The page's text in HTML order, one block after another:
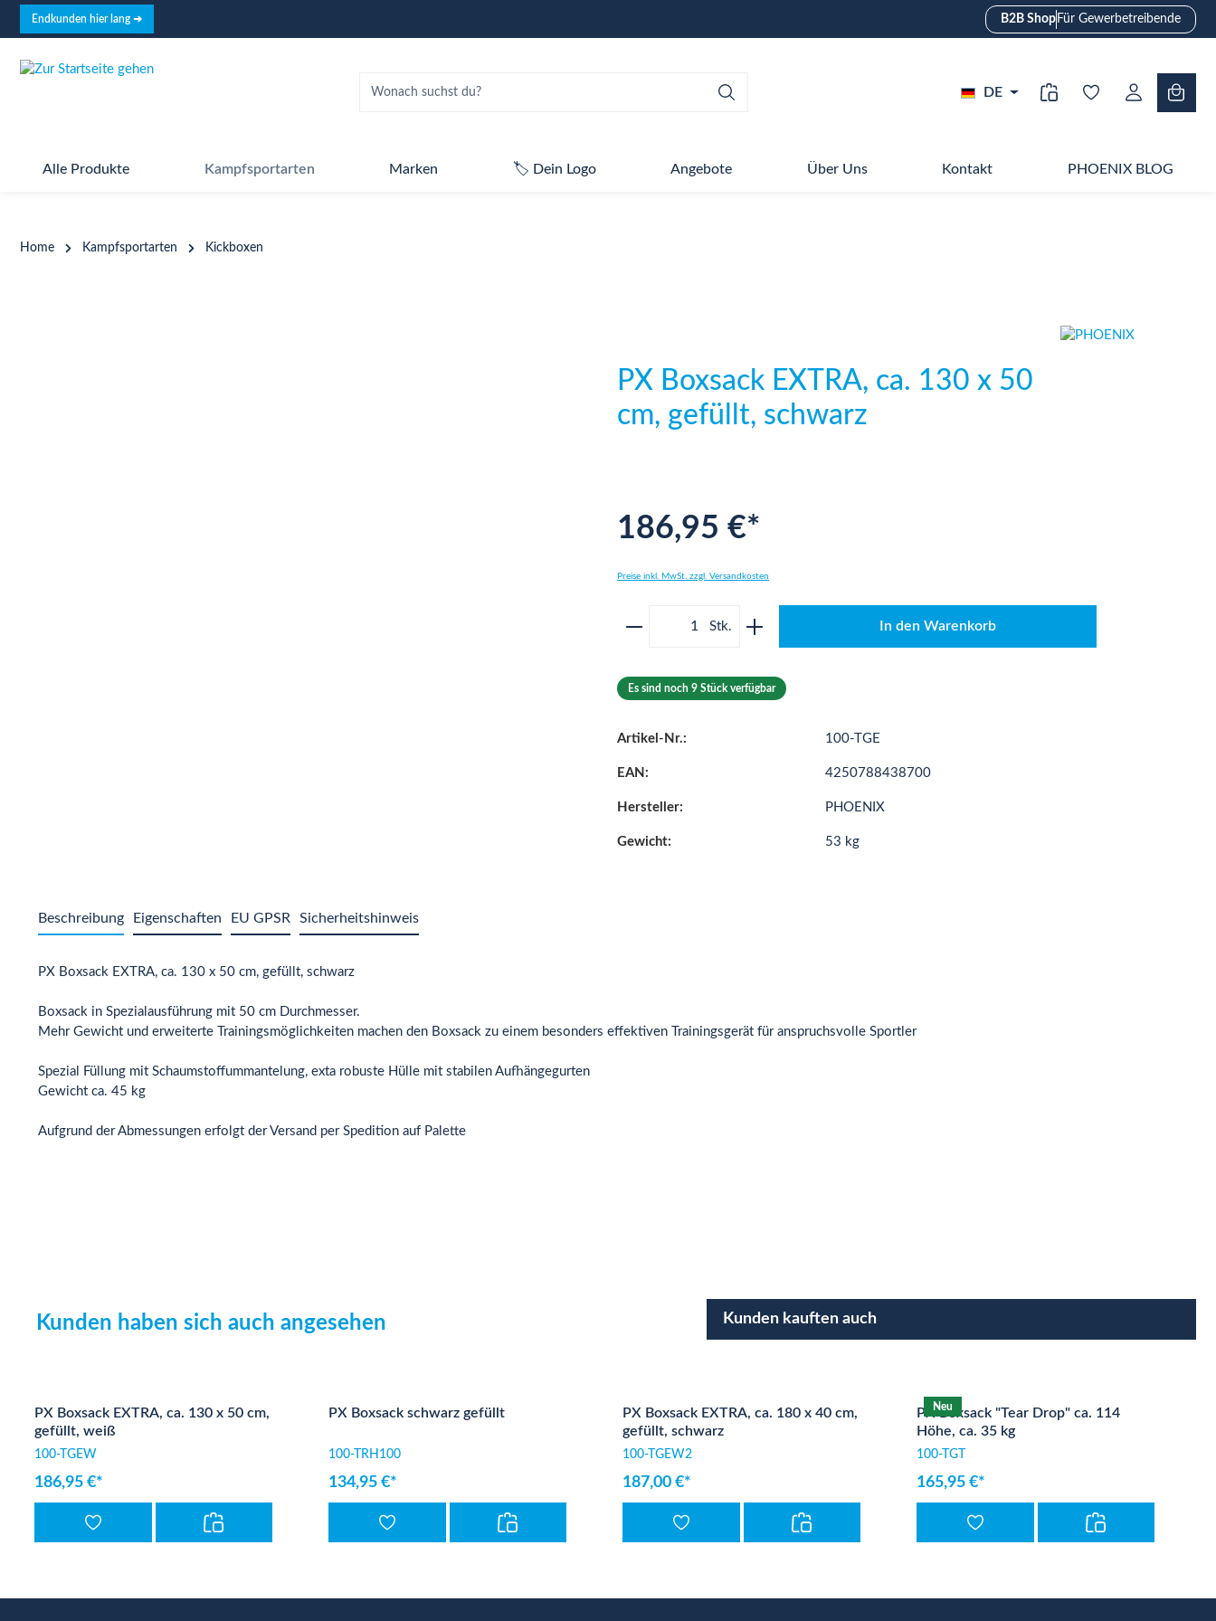
Zur Hauptnavigation springen
Endkunden hier lang ➜ B2B Shop Für Gewerbetreibende
DE
Alle Produkte Kampfsportarten Marken 🏷️ Dein Logo Angebote Über Uns Kontakt PHOENIX BLOG
Home Kampfsportarten Kickboxen
PX Boxsack EXTRA, ca. 130 x 50
cm, gefüllt, schwarz
186,95 €*
Preise inkl. MwSt. zzgl. Versandkosten
Produkt Anzahl: Gib den gewünschten Wert ein oder benutze
In den Warenkorb
Es sind noch 9 Stück verfügbar
Artikel-Nr.: 100-TGE
EAN: 4250788438700
Hersteller: PHOENIX
Gewicht: 53 kg
Beschreibung Eigenschaften EU GPSR Sicherheitshinweis
PX Boxsack EXTRA, ca. 130 x 50 cm, gefüllt, schwarz
Boxsack in Spezialausführung mit 50 cm Durchmesser.
Mehr Gewicht und erweiterte Trainingsmöglichkeiten machen den Boxsack zu einem besonders effektiven Trainingsgerät für anspruchsvolle Sportler
Spezial Füllung mit Schaumstoffummantelung, exta robuste Hülle mit stabilen Aufhängegurten
Gewicht ca. 45 kg
Aufgrund der Abmessungen erfolgt der Versand per Spedition auf Palette
Kunden haben sich auch angesehen Kunden kauften auch
PX Boxsack EXTRA, ca. 130 x 50 cm,
gefüllt, weiß
100-TGEW
186,95 €*
PX Boxsack schwarz gefüllt
100-TRH100
134,95 €*
PX Boxsack EXTRA, ca. 180 x 40 cm,
gefüllt, schwarz
100-TGEW2
187,00 €*
Neu
PX Boxsack "Tear Drop" ca. 114
Höhe, ca. 35 kg
100-TGT
165,95 €*